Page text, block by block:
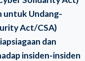
untuk Undang-
Act/CSA)
dan
insiden-insiden